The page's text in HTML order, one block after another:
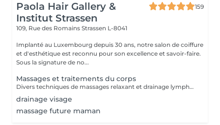
Paola Hair Gallery &
Institut Strassen
159
109, Rue des Romains Strassen L-8041
Implanté au Luxembourg depuis 30 ans, notre salon de coiffure
et d'esthétique est reconnu pour son excellence et savoir-faire.
Sous la signature de no...
Massages et traitements du corps
Divers techniques de massages relaxant et drainage lymphatique manuel
drainage visage
massage future maman